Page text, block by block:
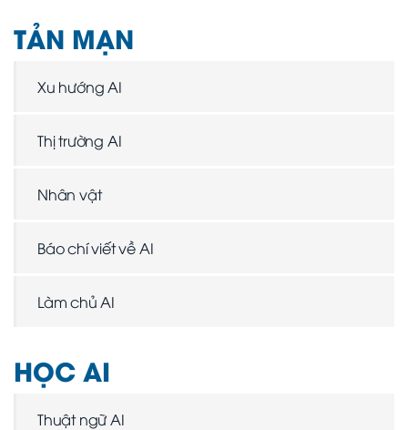
TẢN MẠN
Xu hướng AI
Thị trường AI
Nhân vật
Báo chí viết về AI
Làm chủ AI
HỌC AI
Thuật ngữ AI